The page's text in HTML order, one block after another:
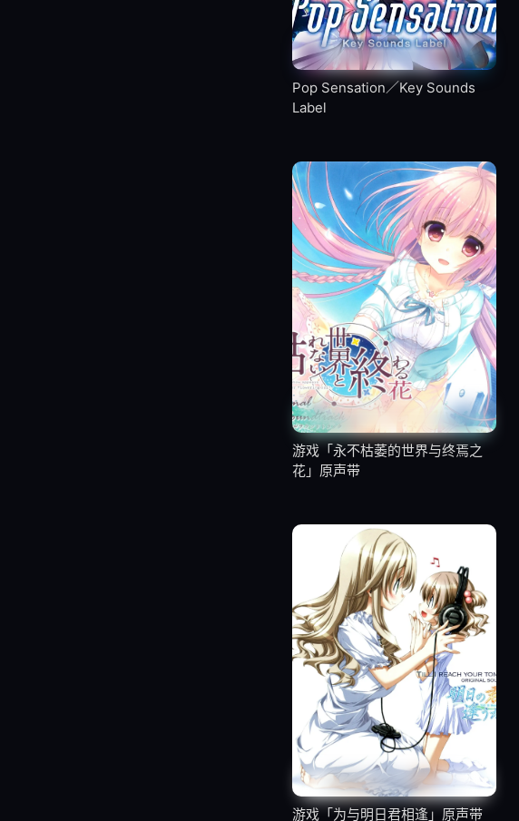
Pop Sensation／Key Sounds
Label
游戏「永不枯萎的世界与终焉之
花」原声带
游戏「为与明日君相逢」原声带